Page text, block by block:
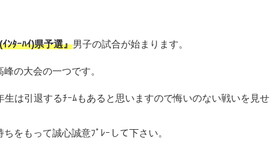
ﾝﾀｰﾊｲ)県予選』男子の試合が始まります。
の大会の一つです。
は引退するﾁｰﾑもあると思いますので悔いのない戦いを見せ
をもって誠心誠意ﾌﾟﾚｰして下さい。